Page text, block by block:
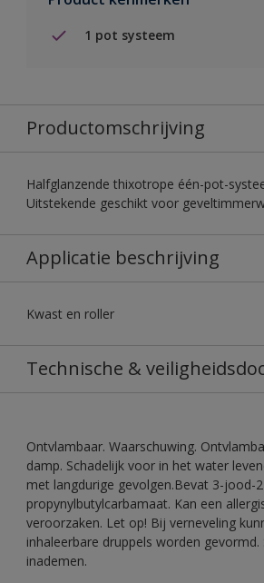
1 pot systeem
Productomschrijving
Halfglanzende thixotrope één-pot-
Uitstekende geschikt voor
Applicatie beschrijving
Kwast en roller
Technische &
Ontvlambaar. Waarschuwing.
damp. Schadelijk voor in het water
met langdurige gevolgen.Bevat 3-jood-
propynylbutylcarbamaat. Kan een
veroorzaken. Let op! Bij verneveling
inhaleerbare druppels worden gevormd.
inademen.